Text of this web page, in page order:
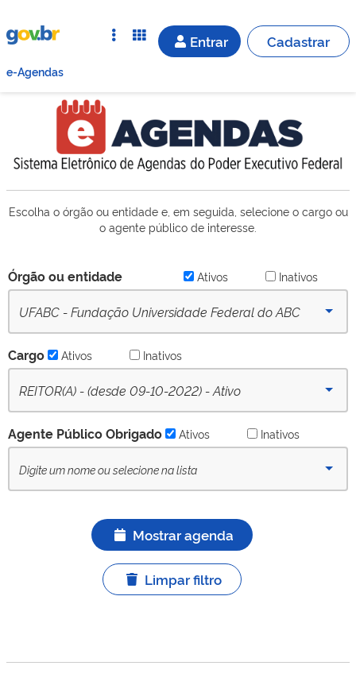
Entrar Cadastrar
e-Agendas
Escolha o órgão ou entidade e, em seguida, selecione o cargo ou
o agente público de interesse.
Órgão ou entidade Ativos Inativos
UFABC - Fundação Universidade Federal do ABC
Cargo Ativos Inativos
REITOR(A) - (desde 09-10-2022) - Ativo
Agente Público Obrigado Ativos Inativos
Mostrar agenda
Limpar filtro